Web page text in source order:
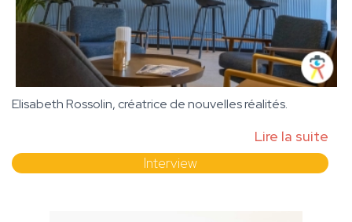
Elisabeth Rossolin, créatrice de nouvelles réalités.
Lire la suite
Interview